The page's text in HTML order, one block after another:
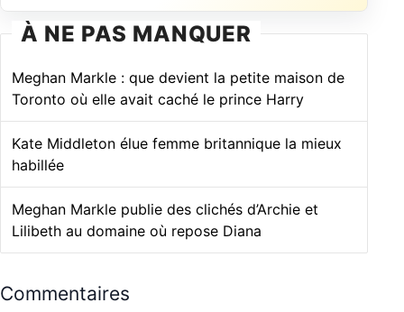
À NE PAS MANQUER
Meghan Markle : que devient la petite maison de
Toronto où elle avait caché le prince Harry
Kate Middleton élue femme britannique la mieux
habillée
Meghan Markle publie des clichés d’Archie et
Lilibeth au domaine où repose Diana
Commentaires